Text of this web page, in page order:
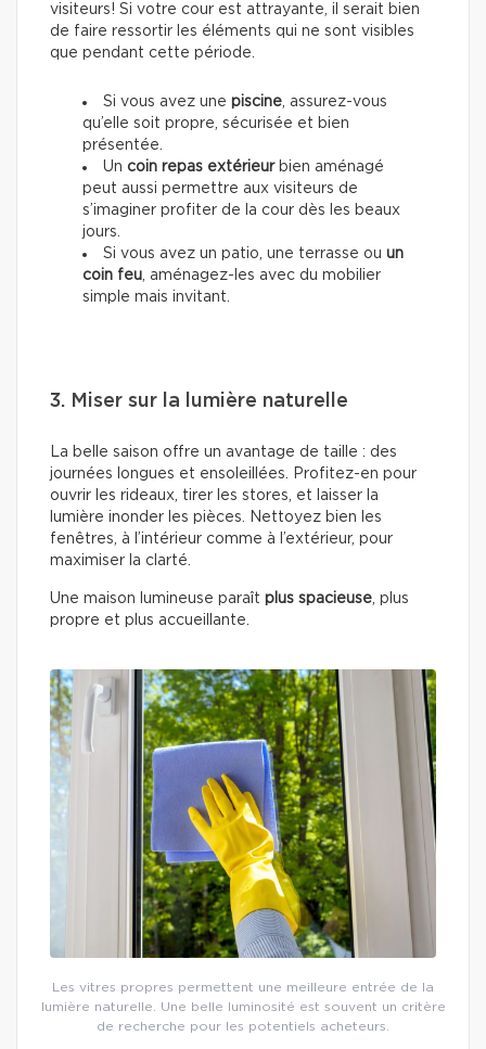
visiteurs! Si votre cour est attrayante, il serait bien
de faire ressortir les éléments qui ne sont visibles
que pendant cette période.
Si vous avez une piscine , assurez-vous
qu’elle soit propre, sécurisée et bien
présentée.
Un coin repas extérieurbien aménagé
peut aussi permettre aux visiteurs de
s’imaginer profiter de la cour dès les beaux
jours.
Si vous avez un patio, une terrasse ou un
coin feu , aménagez-les avec du mobilier
simple mais invitant.
3. Miser sur la lumière naturelle
La belle saison offre un avantage de taille : des
journées longues et ensoleillées. Profitez-en pour
ouvrir les rideaux, tirer les stores, et laisser la
lumière inonder les pièces. Nettoyez bien les
fenêtres, à l’intérieur comme à l’extérieur, pour
maximiser la clarté.
Une maison lumineuse paraît plus spacieuse , plus
propre et plus accueillante.
Les vitres propres permettent une meilleure entrée de la
lumière naturelle. Une belle luminosité est souvent un critère
de recherche pour les potentiels acheteurs.